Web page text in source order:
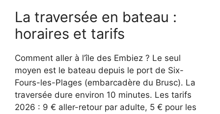
La traversée en bateau :
horaires et tarifs
Comment aller à l’île des Embiez ? Le seul
moyen est le bateau depuis le port de Six-
Fours-les-Plages (embarcadère du Brusc). La
traversée dure environ 10 minutes. Les tarifs
2026 : 9 € aller-retour par adulte, 5 € pour les